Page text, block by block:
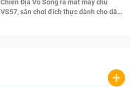
Chiến Địa Vô Song ra mắt máy chủ
VS57, sân chơi đích thực dành cho dân
+